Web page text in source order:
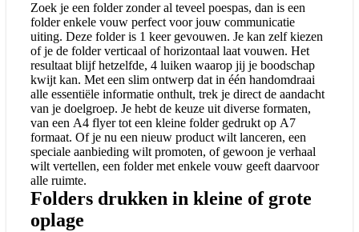
Zoek je een folder zonder al teveel poespas, dan is een
folder enkele vouw perfect voor jouw communicatie
uiting. Deze folder is 1 keer gevouwen. Je kan zelf kiezen
of je de folder verticaal of horizontaal laat vouwen. Het
resultaat blijf hetzelfde, 4 luiken waarop jij je boodschap
kwijt kan. Met een slim ontwerp dat in één handomdraai
alle essentiële informatie onthult, trek je direct de aandacht
van je doelgroep. Je hebt de keuze uit diverse formaten,
van een A4 flyer tot een kleine folder gedrukt op A7
formaat. Of je nu een nieuw product wilt lanceren, een
speciale aanbieding wilt promoten, of gewoon je verhaal
wilt vertellen, een folder met enkele vouw geeft daarvoor
alle ruimte.
Folders drukken in kleine of grote
oplage